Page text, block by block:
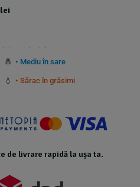
transport gratuit.
🧂 • Mediu în sare
💧 • Sărac în grăsimi
de livrare rapidă la ușa ta.